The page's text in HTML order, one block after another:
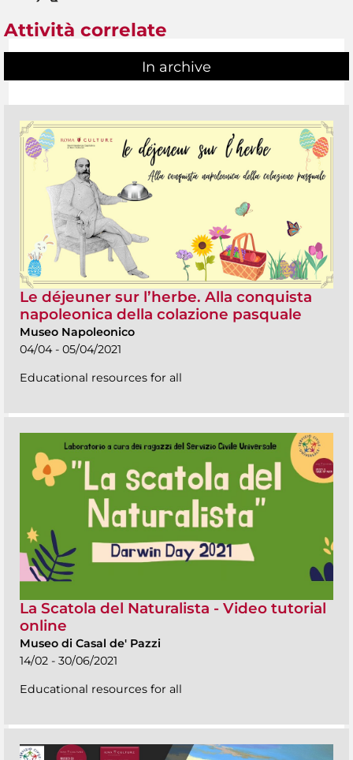
Attività correlate
In archive
Le déjeuner sur l’herbe. Alla conquista
napoleonica della colazione pasquale
Museo Napoleonico
04/04 - 05/04/2021
Educational resources for all
La Scatola del Naturalista - Video tutorial
online
Museo di Casal de' Pazzi
14/02 - 30/06/2021
Educational resources for all